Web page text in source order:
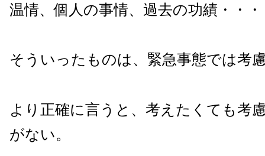
温情、個人の事情、過去の功績・・・
そういったものは、緊急事態では考
より正確に言うと、考えたくても考
がない。